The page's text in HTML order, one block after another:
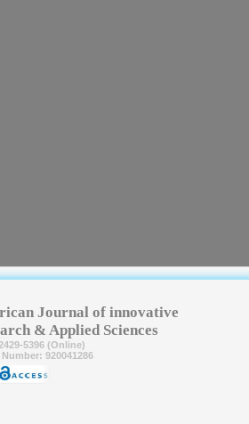
Journal of innovative
& Applied Sciences
5396 (Online)
920041286